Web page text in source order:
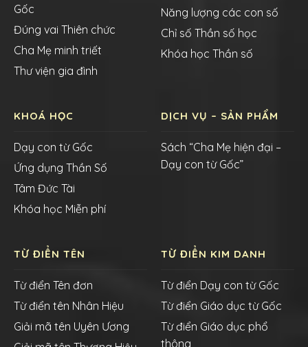
Gốc
Đúng vai Thiên chức
Cha Mẹ minh triết
Thư viện gia đình
Năng lượng các con số
Chỉ số Thần số học
Khóa học Thần số
KHOÁ HỌC
Dạy con từ Gốc
Ứng dụng Thần Số
Tâm Đức Tài
Khóa học Miễn phí
DỊCH VỤ – SẢN PHẨM
Sách “Cha Mẹ hiện đại –
Dạy con từ Gốc”
TỪ ĐIỂN TÊN
Từ điển Tên đơn
Từ điển tên Nhân Hiệu
Giải mã tên Uyên Ương
TỪ ĐIỂN KIM DANH
Từ điển Dạy con từ Gốc
Từ điển Giáo dục từ Gốc
Từ điển Giáo dục phổ
thông